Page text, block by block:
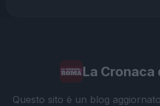
La Cronaca
Questo sito è un blog